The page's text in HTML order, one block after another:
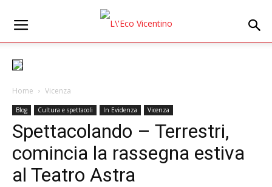
Home Vicenza
Blog Cultura e spettacoli In Evidenza Vicenza
Spettacolando – Terrestri,
comincia la rassegna estiva
al Teatro Astra